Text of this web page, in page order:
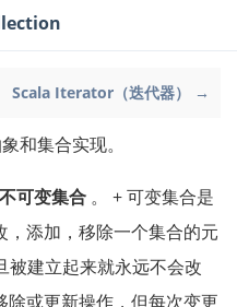
Scala Iterator（迭代器） →
和集合实现。
不可变集合 。 + 可变集合是
添加，移除一个集合的元
被建立起来就永远不会改
或更新操作，但每次变更